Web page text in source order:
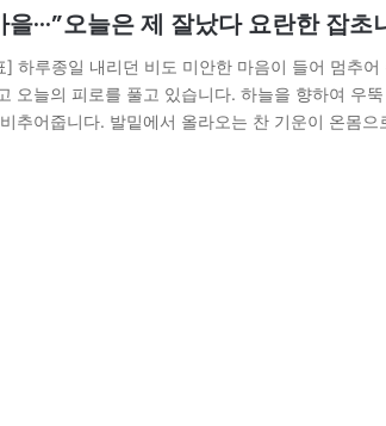
···”오늘은 제 잘났다 요란한 잡초
하루종일 내리던 비도 미안한 마음이 들어 멈추
오늘의 피로를 풀고 있습니다. 하늘을 향하여 우
추어줍니다. 발밑에서 올라오는 찬 기운이 온몸으